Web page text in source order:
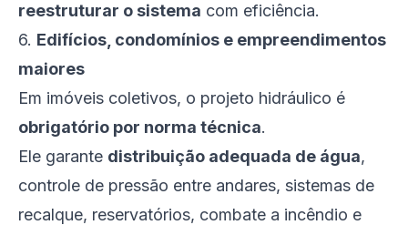
reestruturar o sistema com eficiência.
6. Edifícios, condomínios e empreendimentos
maiores
Em imóveis coletivos, o projeto hidráulico é
obrigatório por norma técnica.
Ele garante distribuição adequada de água,
controle de pressão entre andares, sistemas de
recalque, reservatórios, combate a incêndio e